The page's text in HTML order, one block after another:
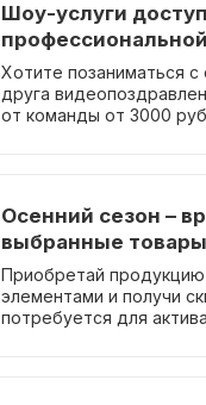
Шоу-услуги
Хотите позаниматься
друга
от команды от 3000
Осенний сезон –
выбранные
Приобретай
элементами и получи
потребуется для